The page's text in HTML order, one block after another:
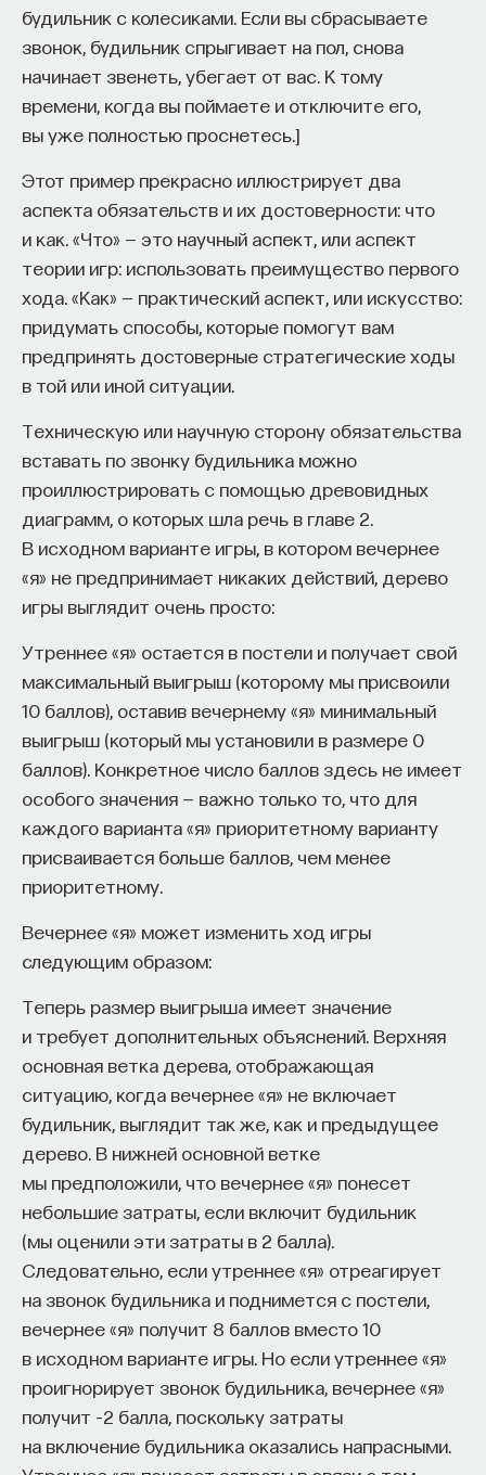
будильник с колесиками. Если вы сбрасываете
звонок, будильник спрыгивает на пол, снова
начинает звенеть, убегает от вас. К тому
времени, когда вы поймаете и отключите его,
вы уже полностью проснетесь.]
Этот пример прекрасно иллюстрирует два
аспекта обязательств и их достоверности: что
и как. «Что» — это научный аспект, или аспект
теории игр: использовать преимущество первого
хода. «Как» — практический аспект, или искусство:
придумать способы, которые помогут вам
предпринять достоверные стратегические ходы
в той или иной ситуации.
Техническую или научную сторону обязательства
вставать по звонку будильника можно
проиллюстрировать с помощью древовидных
диаграмм, о которых шла речь в главе 2.
В исходном варианте игры, в котором вечернее
«я» не предпринимает никаких действий, дерево
игры выглядит очень просто:
Утреннее «я» остается в постели и получает свой
максимальный выигрыш (которому мы присвоили
10 баллов), оставив вечернему «я» минимальный
выигрыш (который мы установили в размере 0
баллов). Конкретное число баллов здесь не имеет
особого значения — важно только то, что для
каждого варианта «я» приоритетному варианту
присваивается больше баллов, чем менее
приоритетному.
Вечернее «я» может изменить ход игры
следующим образом:
Теперь размер выигрыша имеет значение
и требует дополнительных объяснений. Верхняя
основная ветка дерева, отображающая
ситуацию, когда вечернее «я» не включает
будильник, выглядит так же, как и предыдущее
дерево. В нижней основной ветке
мы предположили, что вечернее «я» понесет
небольшие затраты, если включит будильник
(мы оценили эти затраты в 2 балла).
Следовательно, если утреннее «я» отреагирует
на звонок будильника и поднимется с постели,
вечернее «я» получит 8 баллов вместо 10
в исходном варианте игры. Но если утреннее «я»
проигнорирует звонок будильника, вечернее «я»
получит –2 балла, поскольку затраты
на включение будильника оказались напрасными.